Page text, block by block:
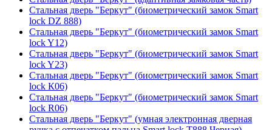
Стальная дверь "Беркут" (биометрический замок Smart
lock DZ 888)
Стальная дверь "Беркут" (биометрический замок Smart
lock Y12)
Стальная дверь "Беркут" (биометрический замок Smart
lock Y23)
Стальная дверь "Беркут" (биометрический замок Smart
lock К06)
Стальная дверь "Беркут" (биометрический замок Smart
lock R06)
Стальная дверь "Беркут" (умная электронная дверная